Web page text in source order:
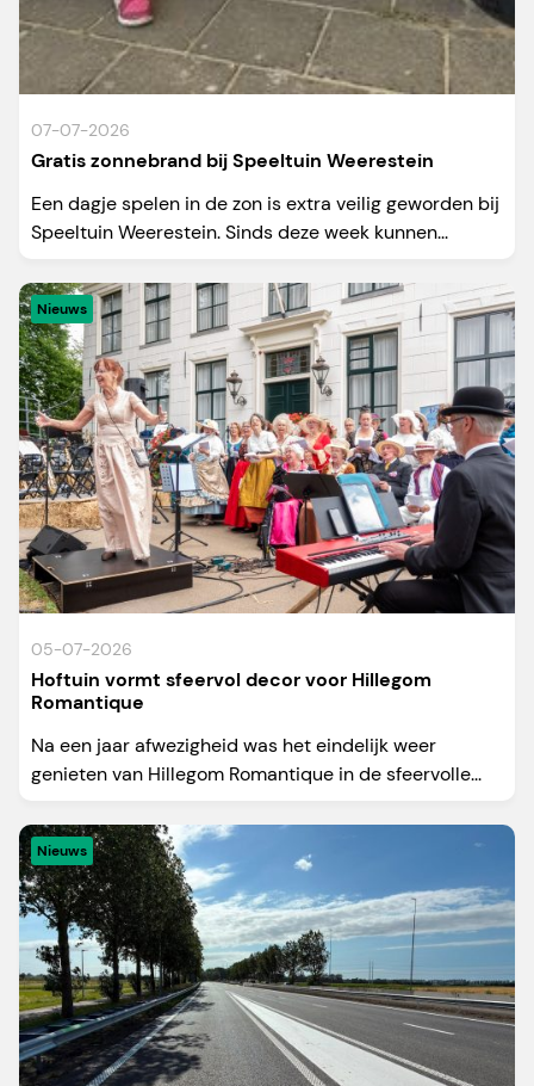
07-07-2026
Gratis zonnebrand bij Speeltuin Weerestein
Een dagje spelen in de zon is extra veilig geworden bij
Speeltuin Weerestein. Sinds deze week kunnen...
Nieuws
05-07-2026
Hoftuin vormt sfeervol decor voor Hillegom
Romantique
Na een jaar afwezigheid was het eindelijk weer
genieten van Hillegom Romantique in de sfeervolle...
Nieuws